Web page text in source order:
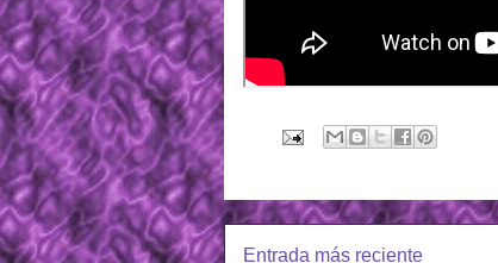
Entrada más reciente